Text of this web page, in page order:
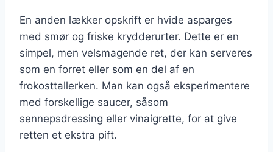
En anden lækker opskrift er hvide asparges
med smør og friske krydderurter. Dette er en
simpel, men velsmagende ret, der kan serveres
som en forret eller som en del af en
frokosttallerken. Man kan også eksperimentere
med forskellige saucer, såsom
sennepsdressing eller vinaigrette, for at give
retten et ekstra pift.